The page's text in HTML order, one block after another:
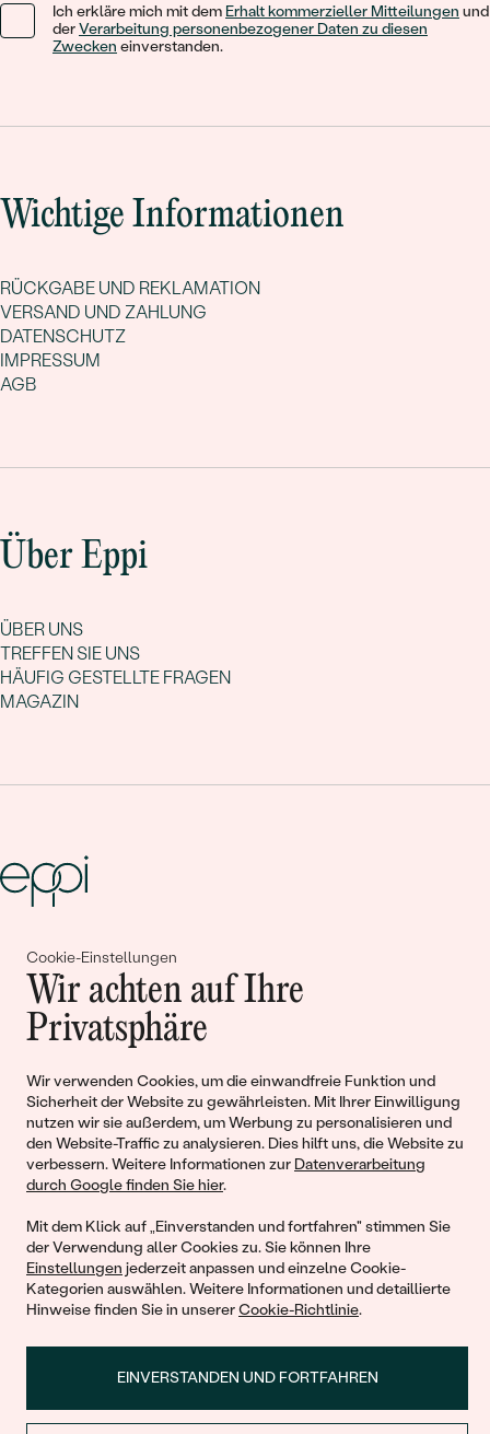
Cookie-Einstellungen
Wir achten auf Ihre
Privatsphäre
Wir verwenden Cookies, um die einwandfreie Funktion und
Sicherheit der Website zu gewährleisten. Mit Ihrer Einwilligung
nutzen wir sie außerdem, um Werbung zu personalisieren und
den Website-Traffic zu analysieren. Dies hilft uns, die Website zu
verbessern. Weitere Informationen zur Datenverarbeitung
durch Google finden Sie hier.
Mit dem Klick auf „Einverstanden und fortfahren" stimmen Sie
der Verwendung aller Cookies zu. Sie können Ihre
Einstellungen jederzeit anpassen und einzelne Cookie-
Kategorien auswählen. Weitere Informationen und detaillierte
Hinweise finden Sie in unsererCookie-Richtlinie.
EINVERSTANDEN UND FORTFAHREN
Ich erkläre mich mit dem Erhalt kommerzieller Mitteilungen und
derVerarbeitung personenbezogener Daten zu diesen
Zwecken einverstanden.
Wichtige Informationen
RÜCKGABE UND REKLAMATION
VERSAND UND ZAHLUNG
DATENSCHUTZ
IMPRESSUM
AGB
Über Eppi
ÜBER UNS
TREFFEN SIE UNS
HÄUFIG GESTELLTE FRAGEN
MAGAZIN
Gemeinsam erschaffen wir
Geschichten von Schönheit und
Liebe
Begleiten Sie uns!
© 2011 - 2026, Eppi.de